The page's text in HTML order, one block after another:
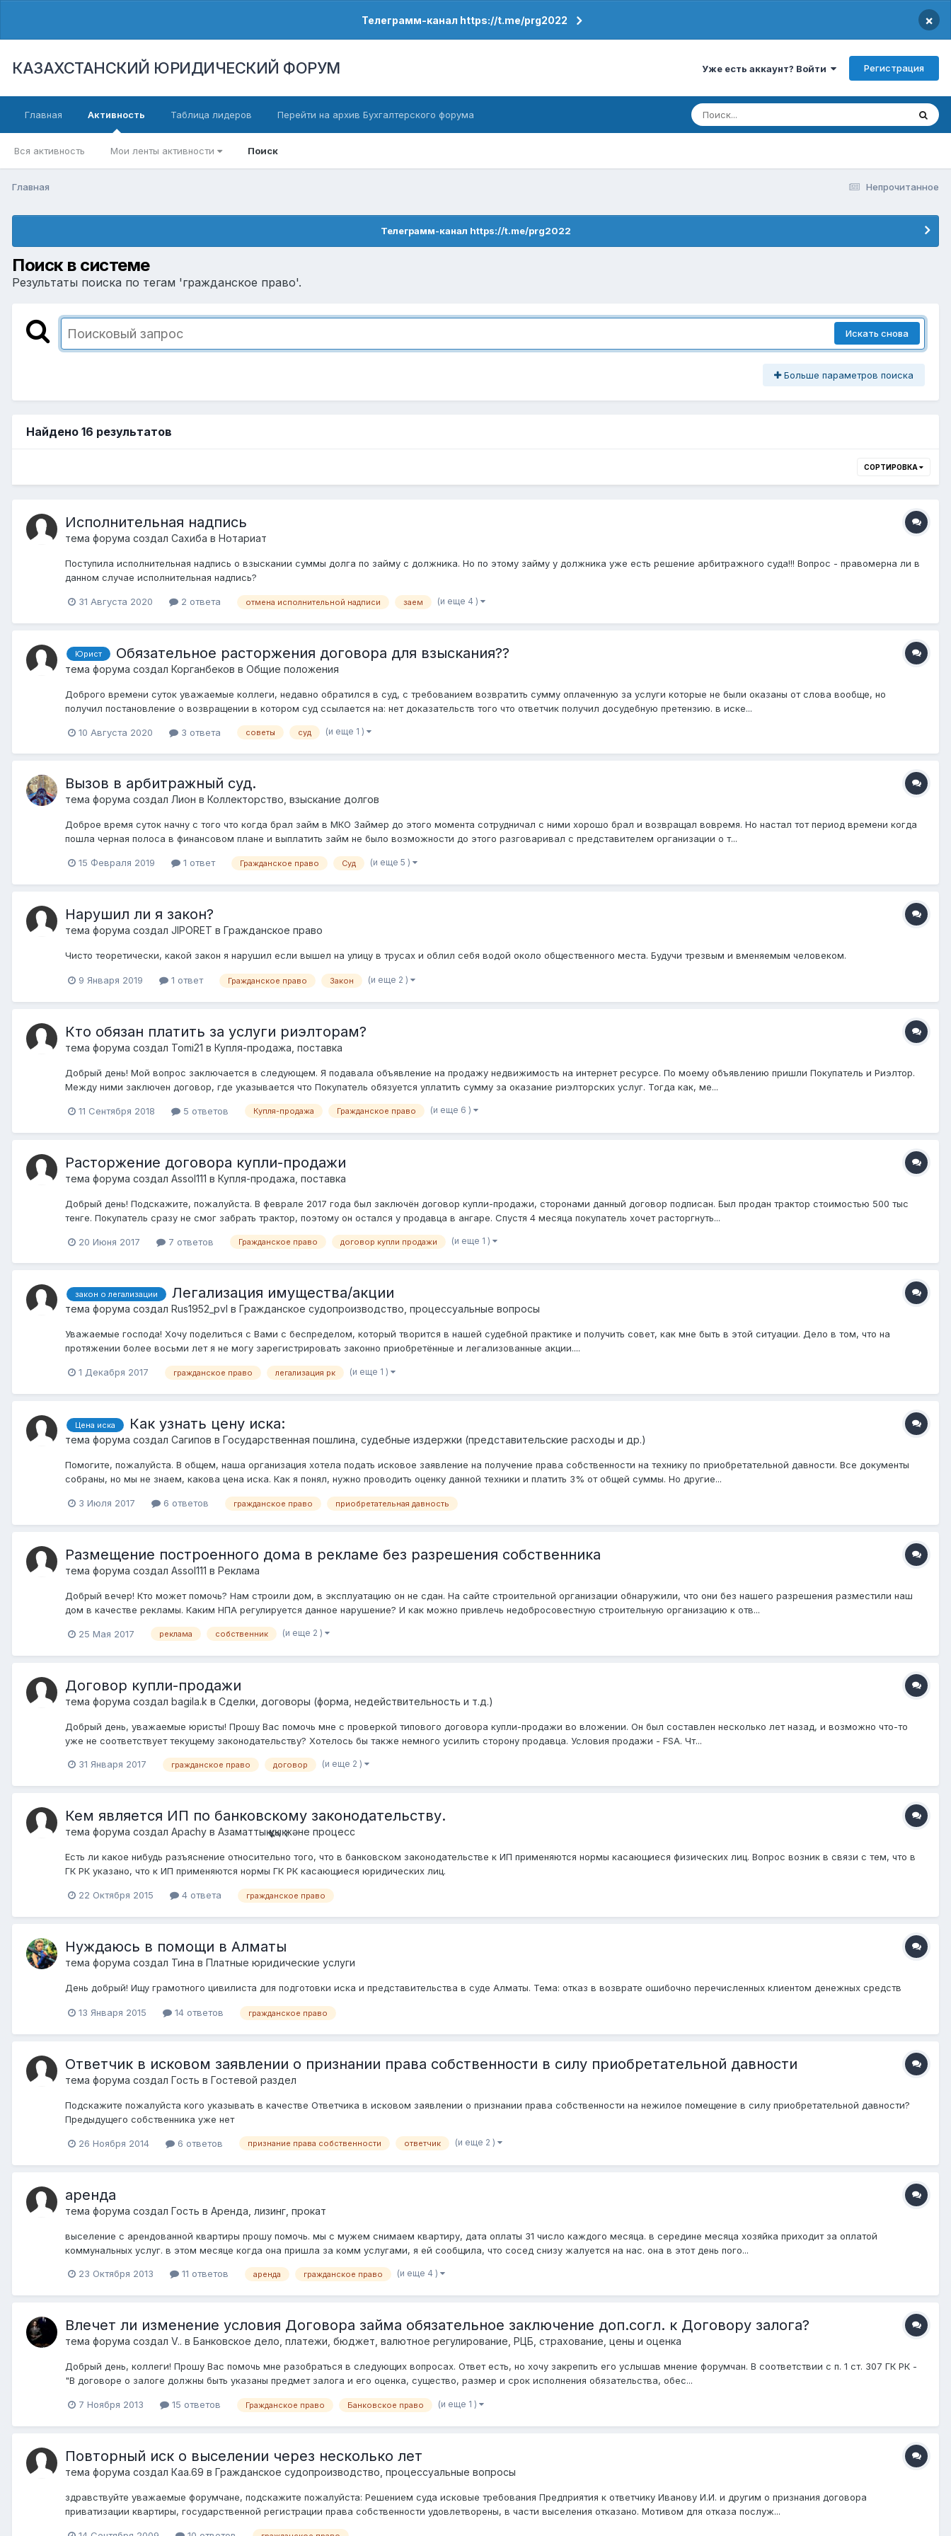
Телеграмм-канал https://t.me/prg2022 ×
КАЗАХСТАНСКИЙ ЮРИДИЧЕСКИЙ ФОРУМ Уже есть аккаунт? Войти Регистрация
Главная Активность
Вся активность Мои ленты активности Поиск
Таблица лидеров Перейти на архив Бухгалтерского форума
Непрочитанное
Главная
Телеграмм-канал https://t.me/prg2022
Поиск в системе
Результаты поиска по тегам 'гражданское право'.
Искать снова
Больше параметров поиска
Найдено 16 результатов
СОРТИРОВКА
Исполнительная надпись
тема форума создал Сахиба в Нотариат
Поступила исполнительная надпись о взыскании суммы долга по займу с должника. Но по этому займу у должника уже есть решение арбитражного суда!!! Вопрос - правомерна ли в
данном случае исполнительная надпись?
31 Августа 2020 2 ответа отмена исполнительной надписи заем (и еще 4 )
Юрист Обязательное расторжения договора для взыскания??
тема форума создал Корганбеков в Общие положения
Доброго времени суток уважаемые коллеги, недавно обратился в суд, с требованием возвратить сумму оплаченную за услуги которые не были оказаны от слова вообще, но
получил постановление о возвращении в котором суд ссылается на: нет доказательств того что ответчик получил досудебную претензию. в иске...
10 Августа 2020 3 ответа советы суд (и еще 1 )
Вызов в арбитражный суд.
тема форума создал Лион в Коллекторство, взыскание долгов
Доброе время суток начну с того что когда брал займ в МКО Займер до этого момента сотрудничал с ними хорошо брал и возвращал вовремя. Но настал тот период времени когда
пошла черная полоса в финансовом плане и выплатить займ не было возможности до этого разговаривал с представителем организации о т...
15 Февраля 2019 1 ответ Гражданское право Суд (и еще 5 )
Нарушил ли я закон?
тема форума создал JIPORET в Гражданское право
Чисто теоретически, какой закон я нарушил если вышел на улицу в трусах и облил себя водой около общественного места. Будучи трезвым и вменяемым человеком.
9 Января 2019 1 ответ Гражданское право Закон (и еще 2 )
Кто обязан платить за услуги риэлторам?
тема форума создал Tomi21 в Купля-продажа, поставка
Добрый день! Мой вопрос заключается в следующем. Я подавала объявление на продажу недвижимость на интернет ресурсе. По моему объявлению пришли Покупатель и Риэлтор.
Между ними заключен договор, где указывается что Покупатель обязуется уплатить сумму за оказание риэлторских услуг. Тогда как, ме...
11 Сентября 2018 5 ответов Купля-продажа Гражданское право (и еще 6 )
Расторжение договора купли-продажи
тема форума создал Assol111 в Купля-продажа, поставка
Добрый день! Подскажите, пожалуйста. В феврале 2017 года был заключён договор купли-продажи, сторонами данный договор подписан. Был продан трактор стоимостью 500 тыс
тенге. Покупатель сразу не смог забрать трактор, поэтому он остался у продавца в ангаре. Спустя 4 месяца покупатель хочет расторгнуть...
20 Июня 2017 7 ответов Гражданское право договор купли продажи (и еще 1 )
закон о легализации Легализация имущества/акции
тема форума создал Rus1952_pvl в Гражданское судопроизводство, процессуальные вопросы
Уважаемые господа! Хочу поделиться с Вами с беспределом, который творится в нашей судебной практике и получить совет, как мне быть в этой ситуации. Дело в том, что на
протяжении более восьми лет я не могу зарегистрировать законно приобретённые и легализованные акции....
1 Декабря 2017 гражданское право легализация рк (и еще 1 )
Цена иска Как узнать цену иска:
тема форума создал Сагипов в Государственная пошлина, судебные издержки (представительские расходы и др.)
Помогите, пожалуйста. В общем, наша организация хотела подать исковое заявление на получение права собственности на технику по приобретательной давности. Все документы
собраны, но мы не знаем, какова цена иска. Как я понял, нужно проводить оценку данной техники и платить 3% от общей суммы. Но другие...
3 Июля 2017 6 ответов гражданское право приобретательная давность
Размещение построенного дома в рекламе без разрешения собственника
тема форума создал Assol111 в Реклама
Добрый вечер! Кто может помочь? Нам строили дом, в эксплуатацию он не сдан. На сайте строительной организации обнаружили, что они без нашего разрешения разместили наш
дом в качестве рекламы. Каким НПА регулируется данное нарушение? И как можно привлечь недобросовестную строительную организацию к отв...
25 Мая 2017 реклама собственник (и еще 2 )
Договор купли-продажи
тема форума создал bagila.k в Сделки, договоры (форма, недействительность и т.д.)
Добрый день, уважаемые юристы! Прошу Вас помочь мне с проверкой типового договора купли-продажи во вложении. Он был составлен несколько лет назад, и возможно что-то
уже не соответствует текущему законодательству? Хотелось бы также немного усилить сторону продавца. Условия продажи - FSA. Чт...
31 Января 2017 гражданское право договор (и еще 2 )
Кем является ИП по банковскому законодательству.
тема форума создал Apachy в Азаматтық құқық және процесс
Есть ли какое нибудь разъяснение относительно того, что в банковском законодательстве к ИП применяются нормы касающиеся физических лиц. Вопрос возник в связи с тем, что в
ГК РК указано, что к ИП применяются нормы ГК РК касающиеся юридических лиц.
22 Октября 2015 4 ответа гражданское право
Нуждаюсь в помощи в Алматы
тема форума создал Тина в Платные юридические услуги
День добрый! Ищу грамотного цивилиста для подготовки иска и представительства в суде Алматы. Тема: отказ в возврате ошибочно перечисленных клиентом денежных средств
13 Января 2015 14 ответов гражданское право
Ответчик в исковом заявлении о признании права собственности в силу приобретательной давности
тема форума создал Гость в Гостевой раздел
Подскажите пожалуйста кого указывать в качестве Ответчика в исковом заявлении о признании права собственности на нежилое помещение в силу приобретательной давности?
Предыдущего собственника уже нет
26 Ноября 2014 6 ответов признание права собственности ответчик (и еще 2 )
аренда
тема форума создал Гость в Аренда, лизинг, прокат
выселение с арендованной квартиры прошу помочь. мы с мужем снимаем квартиру, дата оплаты 31 число каждого месяца. в середине месяца хозяйка приходит за оплатой
коммунальных услуг. в этом месяце когда она пришла за комм услугами, я ей сообщила, что сосед снизу жалуется на нас. она в этот день пого...
23 Октября 2013 11 ответов аренда гражданское право (и еще 4 )
Влечет ли изменение условия Договора займа обязательное заключение доп.согл. к Договору залога?
тема форума создал V.. в Банковское дело, платежи, бюджет, валютное регулирование, РЦБ, страхование, цены и оценка
Добрый день, коллеги! Прошу Вас помочь мне разобраться в следующих вопросах. Ответ есть, но хочу закрепить его услышав мнение форумчан. В соответствии с п. 1 ст. 307 ГК РК -
"В договоре о залоге должны быть указаны предмет залога и его оценка, существо, размер и срок исполнения обязательства, обес...
7 Ноября 2013 15 ответов Гражданское право Банковское право (и еще 1 )
Повторный иск о выселении через несколько лет
тема форума создал Каа.69 в Гражданское судопроизводство, процессуальные вопросы
здравствуйте уважаемые форумчане, подскажите пожалуйста: Решением суда исковые требования Предприятия к ответчику Иванову И.И. и другим о признания договора
приватизации квартиры, государственной регистрации права собственности удовлетворены, в части выселения отказано. Мотивом для отказа послуж...